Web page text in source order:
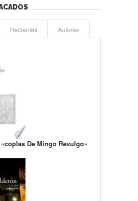
Recientes Autores
De Mingo Revulgo»